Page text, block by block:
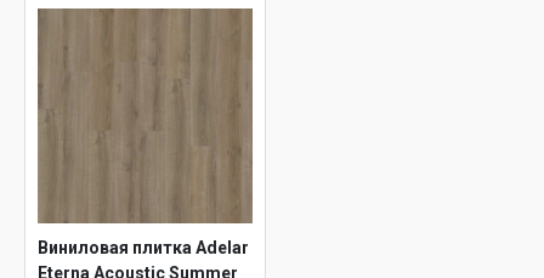
Виниловая плитка Adelar
Eterna Acoustic Summer